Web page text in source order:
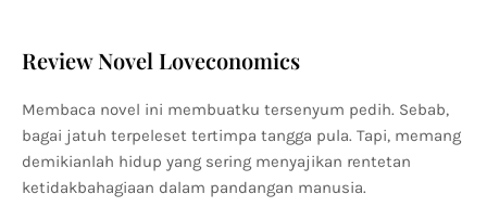
Review Novel Loveconomics
Membaca novel ini membuatku tersenyum pedih. Sebab,
bagai jatuh terpeleset tertimpa tangga pula. Tapi, memang
demikianlah hidup yang sering menyajikan rentetan
ketidakbahagiaan dalam pandangan manusia.